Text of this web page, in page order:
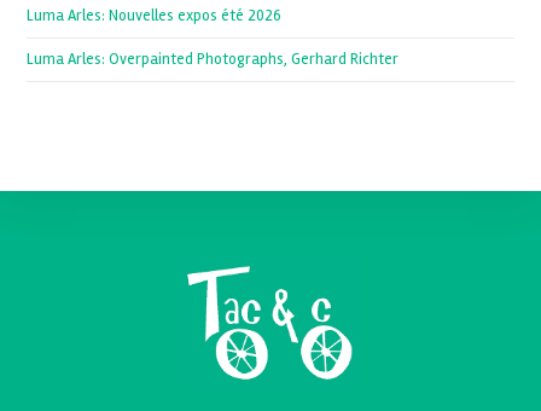
Luma Arles: Nouvelles expos été 2026
Luma Arles: Overpainted Photographs, Gerhard Richter